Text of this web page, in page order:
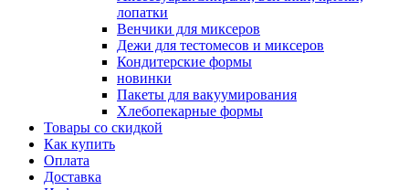
лопатки
Венчики для миксеров
Дежи для тестомесов и миксеров
Кондитерские формы
новинки
Пакеты для вакуумирования
Хлебопекарные формы
Товары со скидкой
Как купить
Оплата
Доставка